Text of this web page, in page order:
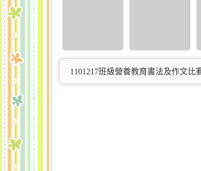
1101217班級營養教育書法及作文比